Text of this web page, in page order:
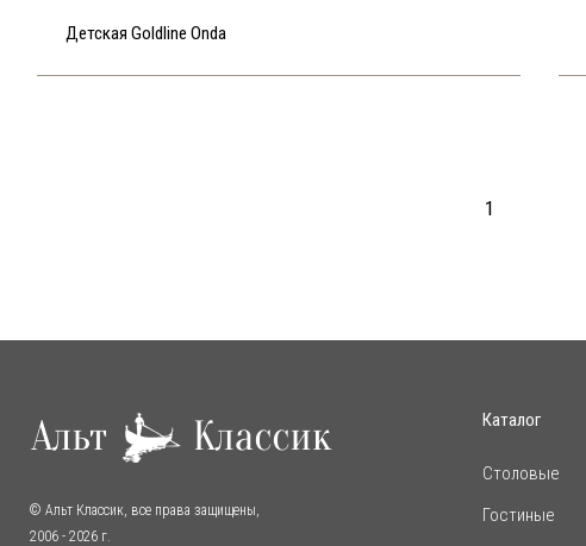
Детская Goldline Onda
1
© Альт Классик, все права защищены,
2006 - 2026 г.
Каталог
Столовые
Гостиные